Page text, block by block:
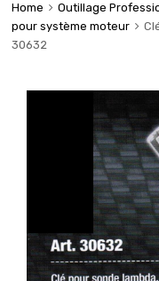
Home Outillage
pour système moteur
30632